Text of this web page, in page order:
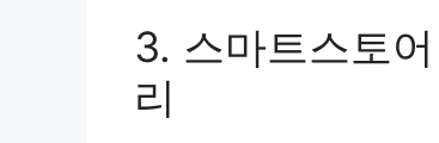
3. 스마트스토
리